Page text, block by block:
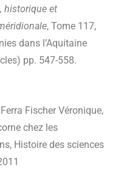
historique et
, Tome 117,
dans l’Aquitaine
pp. 547-558.
Fischer Véronique,
chez les
Histoire des sciences